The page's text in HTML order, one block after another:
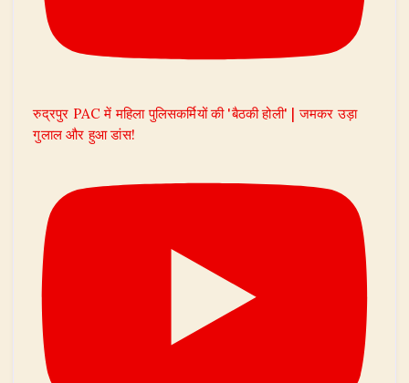
रुद्रपुर PAC में महिला पुलिसकर्मियों की 'बैठकी होली' | जमकर उड़ा
गुलाल और हुआ डांस!